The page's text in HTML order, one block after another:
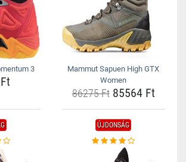
3
Mammut Sapuen High GTX
Women
86275 Ft85564 Ft
ÚJDONSÁG